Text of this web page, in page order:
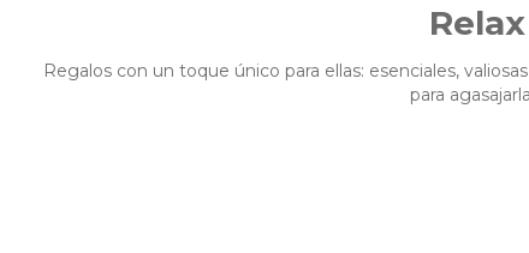
Relax
Regalos con un toque único para ellas: esenciales,
para